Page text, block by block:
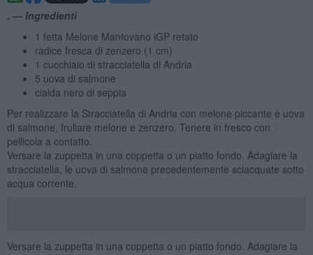
. — Ingredienti
1 fetta Melone Mantovano iGP retato
radice fresca di zenzero (1 cm)
1 cucchiaio di stracciatella di Andria
5 uova di salmone
cialda nero di seppia
Per realizzare la Stracciatella di Andria con melone piccante e uova
di salmone, frullare melone e zenzero. Tenere in fresco con
pellicola a contatto.
Versare la zuppetta in una coppetta o un piatto fondo. Adagiare la
stracciatella, le uova di salmone precedentemente sciacquate sotto
acqua corrente.
Versare la zuppetta in una coppetta o un piatto fondo. Adagiare la